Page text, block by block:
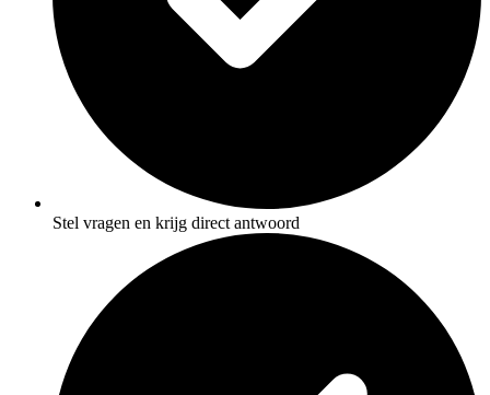
Stel vragen en krijg direct antwoord